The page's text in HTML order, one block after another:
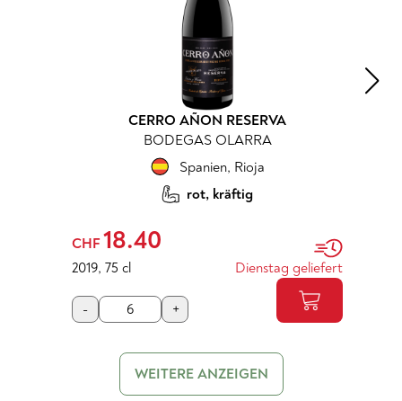
CERRO AÑON RESERVA
BODEGAS OLARRA
Spanien, Rioja
rot, kräftig
CHF 18.40
2019, 75 cl Dienstag geliefert
- +
WEITERE ANZEIGEN